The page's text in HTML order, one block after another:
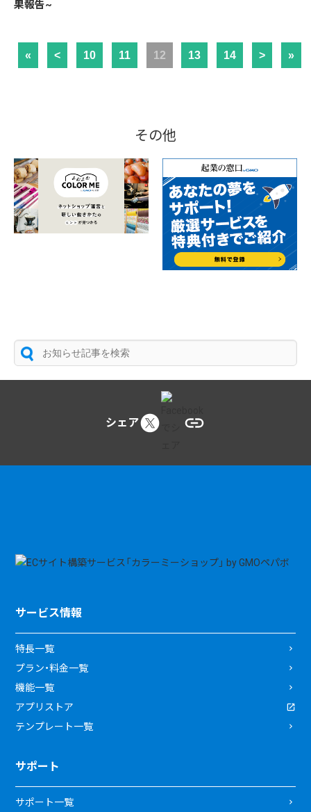
果報告~
« < 10 11 12 13 14 > »
その他
シェア
サービス情報
特長一覧
プラン・料金一覧
機能一覧
アプリストア
テンプレート一覧
サポート
サポート一覧